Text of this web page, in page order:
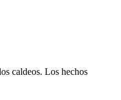
caldeos. Los hechos